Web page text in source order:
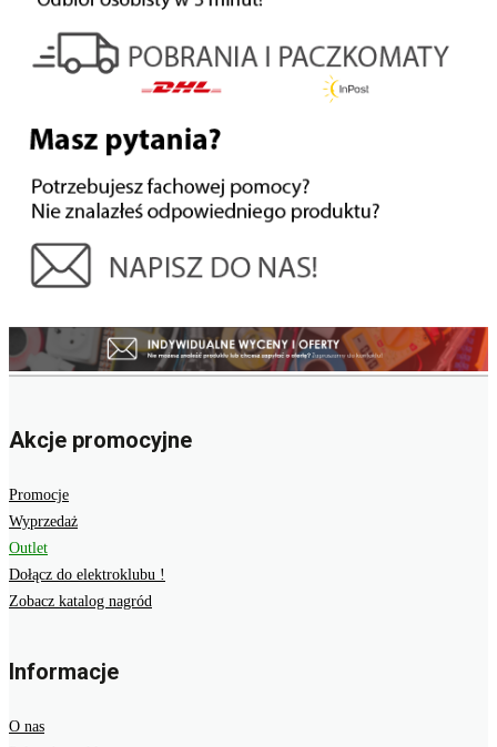
Akcje promocyjne
Promocje
Wyprzedaż
Outlet
Dołącz do elektroklubu !
Zobacz katalog nagród
Informacje
O nas